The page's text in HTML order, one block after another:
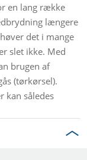
en lang række
længere
det i mange
slet ikke. Med
brugen af
(tørkørsel).
kan således